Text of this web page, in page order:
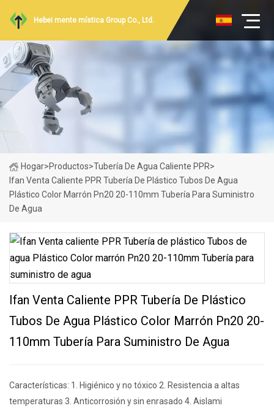
Hebei mente mística Group Co., Ltd.
Hogar>Productos>Tubería De Agua Caliente PPR>
Ifan Venta Caliente PPR Tubería De Plástico Tubos De Agua
Plástico Color Marrón Pn20 20-110mm Tubería Para Suministro
De Agua
Ifan Venta Caliente PPR Tubería De Plástico
Tubos De Agua Plástico Color Marrón Pn20 20-
110mm Tubería Para Suministro De Agua
Características: 1. Higiénico y no tóxico 2. Resistencia a altas
temperaturas 3. Anticorrosión y sin enrasado 4. Aislami